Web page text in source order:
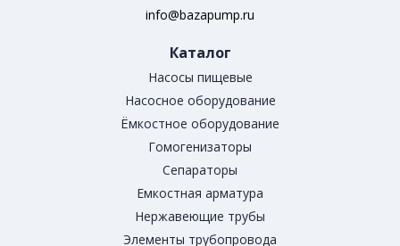
info@bazapump.ru
Каталог
Насосы пищевые
Насосное оборудование
Ёмкостное оборудование
Гомогенизаторы
Сепараторы
Емкостная арматура
Нержавеющие трубы
Элементы трубопровода